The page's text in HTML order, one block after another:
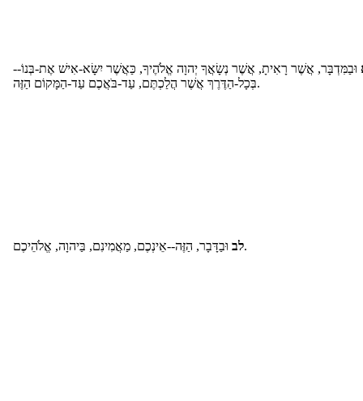
וּבַמִּדְבָּר, אֲשֶׁר רָאִיתָ, אֲשֶׁר נְשָׂאֲךָ יְהוָה אֱלֹהֶיךָ, כַּאֲשֶׁר יִשָּׂא-אִישׁ אֶת-בְּנוֹ--
בְּכָל-הַדֶּרֶךְ אֲשֶׁר הֲלַכְתֶּם, עַד-בֹּאֲכֶם עַד-הַמָּקוֹם הַזֶּה.
לבוּבַדָּבָר, הַזֶּה--אֵינְכֶם, מַאֲמִינִם, בַּיהוָה, אֱלֹהֵיכֶם.